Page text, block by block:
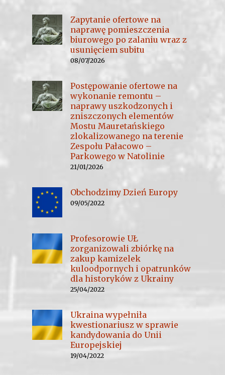
Zapytanie ofertowe na
naprawę pomieszczenia
biurowego po zalaniu wraz z
usunięciem subitu
08/07/2026
Postępowanie ofertowe na
wykonanie remontu –
naprawy uszkodzonych i
zniszczonych elementów
Mostu Mauretańskiego
zlokalizowanego na terenie
Zespołu Pałacowo –
Parkowego w Natolinie
21/01/2026
Obchodzimy Dzień Europy
09/05/2022
Profesorowie UŁ
zorganizowali zbiórkę na
zakup kamizelek
kuloodpornych i opatrunków
dla historyków z Ukrainy
25/04/2022
Ukraina wypełniła
kwestionariusz w sprawie
kandydowania do Unii
Europejskiej
19/04/2022